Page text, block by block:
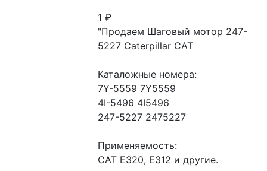
1₽
"Продаем Шаговый мотор 247-
5227 Caterpillar CAT
Каталожные номера:
7Y-5559 7Y5559
4I-5496 4I5496
247-5227 2475227
Применяемость:
CAT E320, E312 и другие.